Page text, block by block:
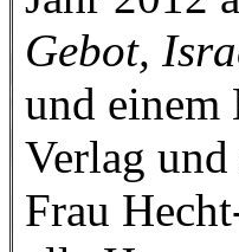
Gebot,
und
Verlag
Frau